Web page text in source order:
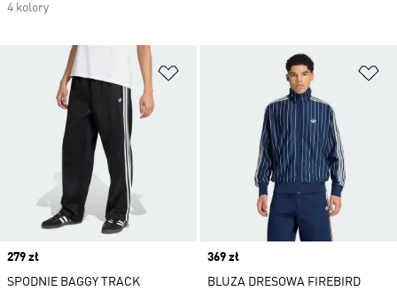
4 kolory
Dodaj do listy życzeń
Price
279 zł
SPODNIE BAGGY TRACK
Price
369 zł
BLUZA DRESOWA FIREBIRD